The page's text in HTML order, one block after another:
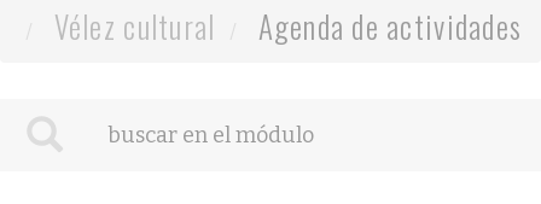
Vélez cultural
Agenda de actividades